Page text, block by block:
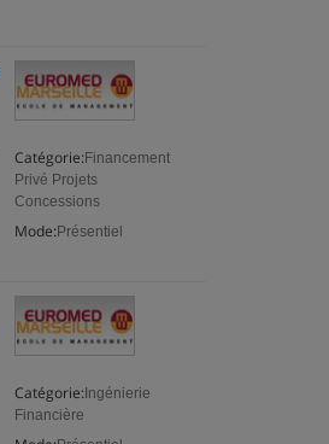
Catégorie: Financement
Privé Projets
Concessions
Mode: Présentiel
Catégorie: Ingénierie
Financière